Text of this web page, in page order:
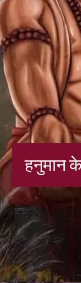
हनुमान